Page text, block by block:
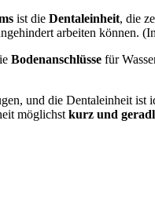
ist die Dentaleinheit, die
arbeiten können.
Bodenanschlüsse für
und die Dentaleinheit
möglichst kurz und